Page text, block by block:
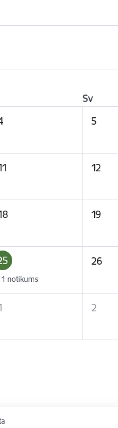
Sv
5
12
19
1 notikums
26
2